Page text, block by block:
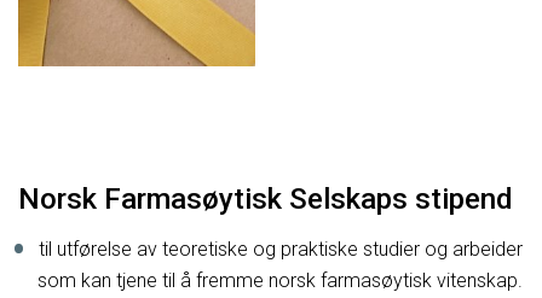
Norsk Farmasøytisk Selskaps stipend
til utførelse av teoretiske og praktiske studier og arbeider
som kan tjene til å fremme norsk farmasøytisk vitenskap.